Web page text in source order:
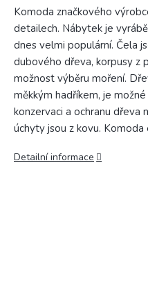
Komoda značkového
detailech. Nábytek je
dnes velmi populární. Čela
dubového dřeva, korpusy z
možnost výběru moření.
měkkým hadříkem, je
konzervaci a ochranu dřeva
úchyty jsou z kovu. Komoda
Detailní informace